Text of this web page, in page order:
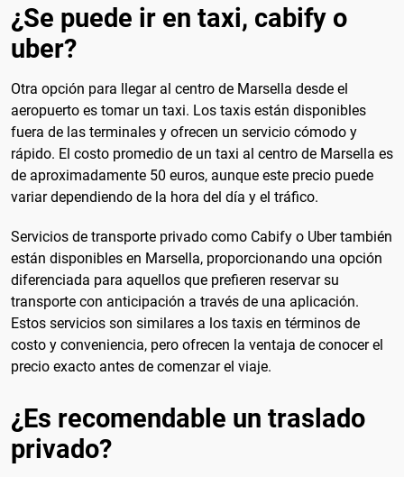
¿Se puede ir en taxi, cabify o
uber?
Otra opción para llegar al centro de Marsella desde el
aeropuerto es tomar un taxi. Los taxis están disponibles
fuera de las terminales y ofrecen un servicio cómodo y
rápido. El costo promedio de un taxi al centro de Marsella es
de aproximadamente 50 euros, aunque este precio puede
variar dependiendo de la hora del día y el tráfico.
Servicios de transporte privado como Cabify o Uber también
están disponibles en Marsella, proporcionando una opción
diferenciada para aquellos que prefieren reservar su
transporte con anticipación a través de una aplicación.
Estos servicios son similares a los taxis en términos de
costo y conveniencia, pero ofrecen la ventaja de conocer el
precio exacto antes de comenzar el viaje.
¿Es recomendable un traslado
privado?